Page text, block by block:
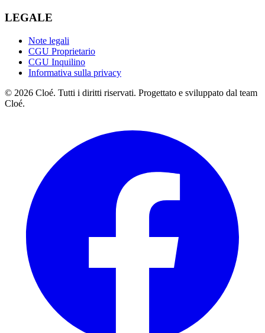
LEGALE
Note legali
CGU Proprietario
CGU Inquilino
Informativa sulla privacy
© 2026 Cloé. Tutti i diritti riservati. Progettato e sviluppato dal team
Cloé.